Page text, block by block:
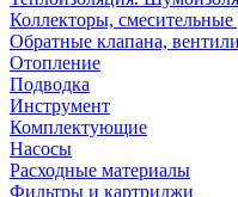
Коллекторы,
Обратные клапана,
Отопление
Подводка
Инструмент
Комплектующие
Насосы
Расходные материалы
Фильтры и картриджи